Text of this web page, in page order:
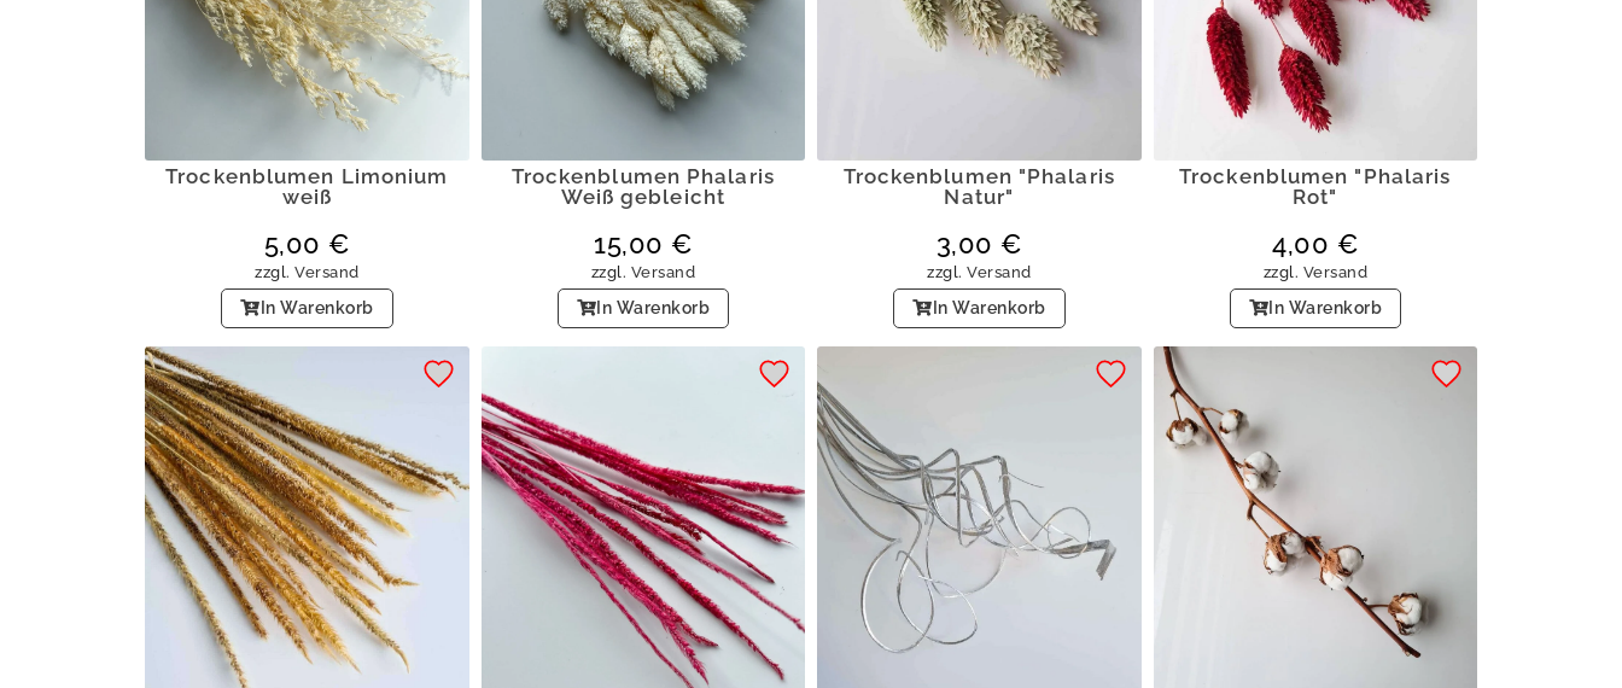
Trockenblumen Limonium
weiß
5,00 €
zzgl. Versand
In Warenkorb
Trockenblumen Phalaris
Weiß gebleicht
15,00 €
zzgl. Versand
In Warenkorb
Trockenblumen "Phalaris
Natur"
3,00 €
zzgl. Versand
In Warenkorb
Trockenblumen "Phalaris
Rot"
4,00 €
zzgl. Versand
In Warenkorb